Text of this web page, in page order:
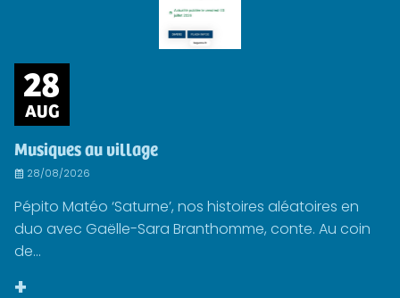
28
AUG
Musiques au village
28/08/2026
Pépito Matéo ‘Saturne’, nos histoires aléatoires en
duo avec Gaëlle-Sara Branthomme, conte. Au coin
de...
+